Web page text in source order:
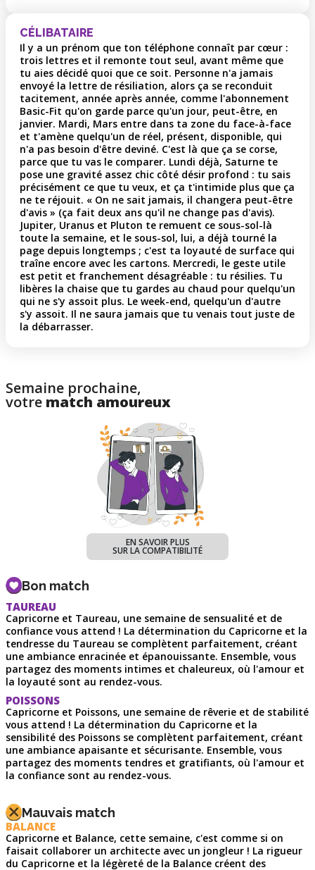
CÉLIBATAIRE
Il y a un prénom que ton téléphone connaît par cœur :
trois lettres et il remonte tout seul, avant même que
tu aies décidé quoi que ce soit. Personne n'a jamais
envoyé la lettre de résiliation, alors ça se reconduit
tacitement, année après année, comme l'abonnement
Basic-Fit qu'on garde parce qu'un jour, peut-être, en
janvier. Mardi, Mars entre dans ta zone du face-à-face
et t'amène quelqu'un de réel, présent, disponible, qui
n'a pas besoin d'être deviné. C'est là que ça se corse,
parce que tu vas le comparer. Lundi déjà, Saturne te
pose une gravité assez chic côté désir profond : tu sais
précisément ce que tu veux, et ça t'intimide plus que ça
ne te réjouit. « On ne sait jamais, il changera peut-être
d'avis » (ça fait deux ans qu'il ne change pas d'avis).
Jupiter, Uranus et Pluton te remuent ce sous-sol-là
toute la semaine, et le sous-sol, lui, a déjà tourné la
page depuis longtemps ; c'est ta loyauté de surface qui
traîne encore avec les cartons. Mercredi, le geste utile
est petit et franchement désagréable : tu résilies. Tu
libères la chaise que tu gardes au chaud pour quelqu'un
qui ne s'y assoit plus. Le week-end, quelqu'un d'autre
s'y assoit. Il ne saura jamais que tu venais tout juste de
la débarrasser.
Semaine prochaine,
votre match amoureux
EN SAVOIR PLUS
SUR LA COMPATIBILITÉ
Bon match
TAUREAU
Capricorne et Taureau, une semaine de sensualité et de
confiance vous attend ! La détermination du Capricorne et la
tendresse du Taureau se complètent parfaitement, créant
une ambiance enracinée et épanouissante. Ensemble, vous
partagez des moments intimes et chaleureux, où l'amour et
la loyauté sont au rendez-vous.
POISSONS
Capricorne et Poissons, une semaine de rêverie et de stabilité
vous attend ! La détermination du Capricorne et la
sensibilité des Poissons se complètent parfaitement, créant
une ambiance apaisante et sécurisante. Ensemble, vous
partagez des moments tendres et gratifiants, où l'amour et
la confiance sont au rendez-vous.
Mauvais match
BALANCE
Capricorne et Balance, cette semaine, c'est comme si on
faisait collaborer un architecte avec un jongleur ! La rigueur
du Capricorne et la légèreté de la Balance créent des